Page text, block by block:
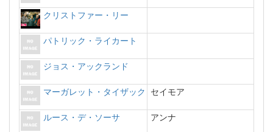
クリストファー・リー
パトリック・ライカート
ジョス・アックランド
マーガレット・タイザック セイモア
ルース・デ・ソーサ アンナ